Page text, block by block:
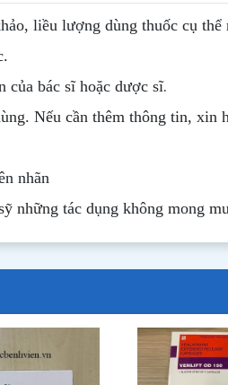
liều lượng dùng thuốc cụ
của bác sĩ hoặc dược sĩ.
. Nếu cần thêm thông tin, xin
nhãn
những tác dụng không mong